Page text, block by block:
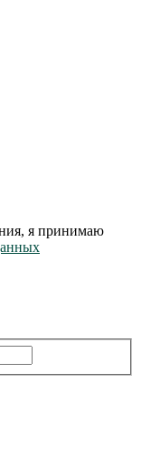
я принимаю